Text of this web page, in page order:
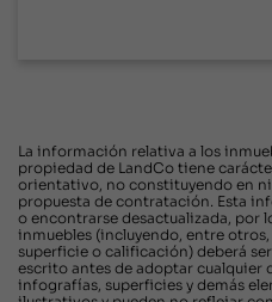
La información relativa a los
propiedad de LandCo tiene
orientativo, no constituyendo en
propuesta de contratación. Esta
o encontrarse desactualizada, por
inmuebles (incluyendo, entre
superficie o calificación) deberá
escrito antes de adoptar cualquier
infografías, superficies y demás